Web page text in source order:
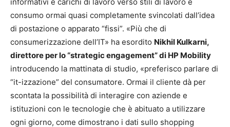
consumo ormai quasi completamente svincolati dall’idea
di postazione o apparato “fissi”. «Più che di
consumerizzazione dell’IT» ha esordito Nikhil Kulkarni,
direttore per lo “strategic engagement” di HP Mobility
introducendo la mattinata di studio, «preferisco parlare di
“it-izzazione” del consumatore. Ormai il cliente dà per
scontata la possibilità di interagire con aziende e
istituzioni con le tecnologie che è abituato a utilizzare
ogni giorno, come dimostrano i dati sullo shopping